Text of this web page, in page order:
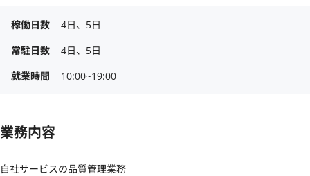
稼働日数
4日、5日
常駐日数
4日、5日
就業時間
10:00~19:00
業務内容
自社サービスの品質管理業務